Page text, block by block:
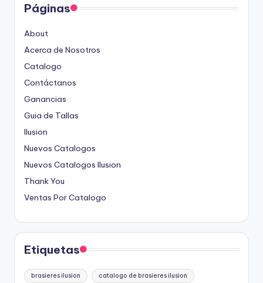
Páginas
About
Acerca de Nosotros
Catalogo
Contáctanos
Ganancias
Guia de Tallas
Ilusion
Nuevos Catalogos
Nuevos Catalogos Ilusion
Thank You
Ventas Por Catalogo
Etiquetas
brasieres ilusion catalogo de brasieres ilusion